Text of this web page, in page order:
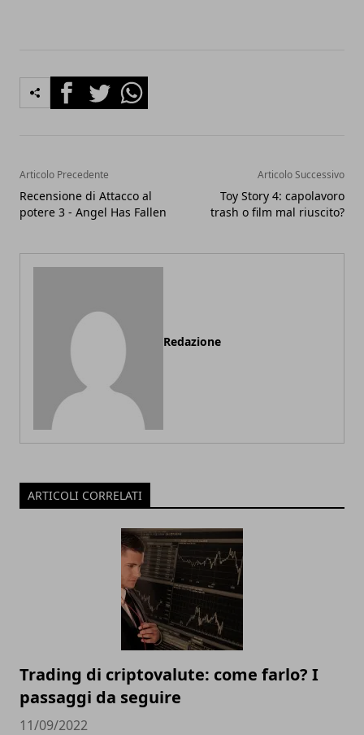
FacebookTwitterWhatsapp
Articolo Precedente
Recensione di Attacco al
potere 3 - Angel Has Fallen
Articolo Successivo
Toy Story 4: capolavoro
trash o film mal riuscito?
Redazione
ARTICOLI CORRELATI
Trading di criptovalute: come farlo? I
passaggi da seguire
11/09/2022